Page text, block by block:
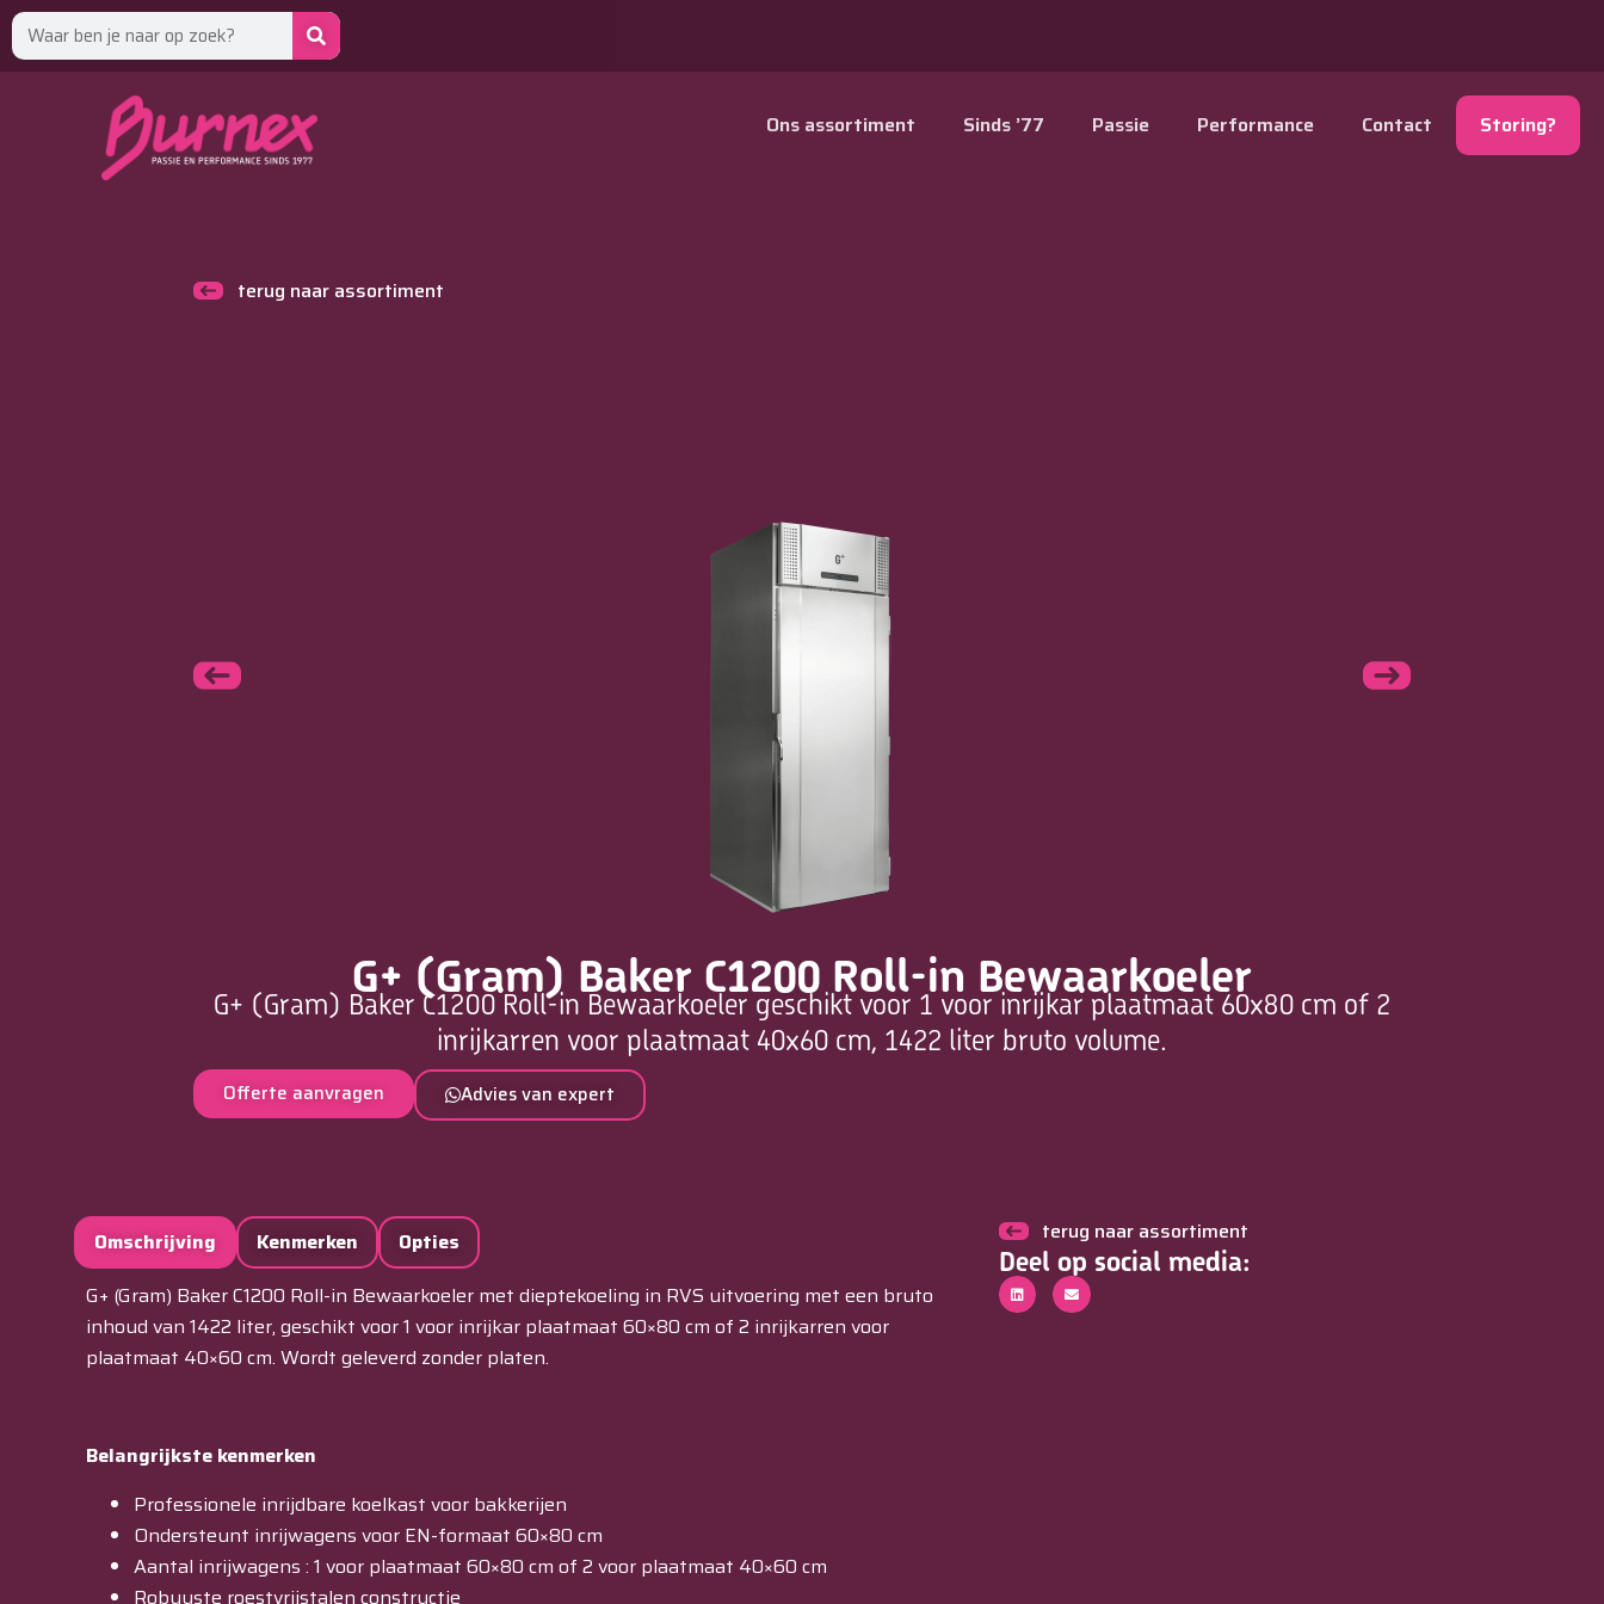
Ons assortiment Sinds ’77 Passie Performance Contact Storing?
terug naar assortiment
G+ (Gram) Baker C1200 Roll-in Bewaarkoeler
G+ (Gram) Baker C1200 Roll-in Bewaarkoeler geschikt voor 1 voor inrijkar plaatmaat 60x80 cm of 2
inrijkarren voor plaatmaat 40x60 cm, 1422 liter bruto volume.
Offerte aanvragen Advies van expert
Omschrijving Kenmerken
Opties
G+ (Gram) Baker C1200 Roll-in Bewaarkoeler met dieptekoeling in RVS uitvoering met een bruto
inhoud van 1422 liter, geschikt voor 1 voor inrijkar plaatmaat 60×80 cm of 2 inrijkarren voor
plaatmaat 40×60 cm. Wordt geleverd zonder platen.
Belangrijkste kenmerken
Professionele inrijdbare koelkast voor bakkerijen
Ondersteunt inrijwagens voor EN-formaat 60×80 cm
Aantal inrijwagens : 1 voor plaatmaat 60×80 cm of 2 voor plaatmaat 40×60 cm
Robuuste roestvrijstalen constructie
terug naar assortiment
Deel op social media: